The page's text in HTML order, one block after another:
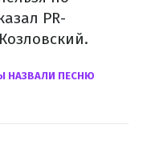
PR-
НАЗВАЛИ ПЕСНЮ